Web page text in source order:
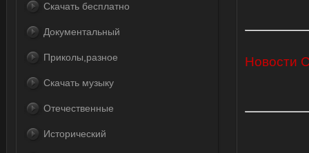
Новости
Скачать бесплатно
Документальный
Приколы,разное
Скачать музыку
Отечественные
Исторический